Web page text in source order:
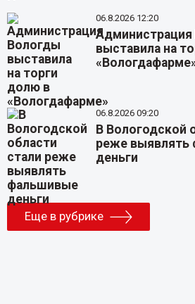
06.8.2026 12:20
выставила на
06.8.2026 09:20
В Вологодской
реже
деньги
Еще в рубрике